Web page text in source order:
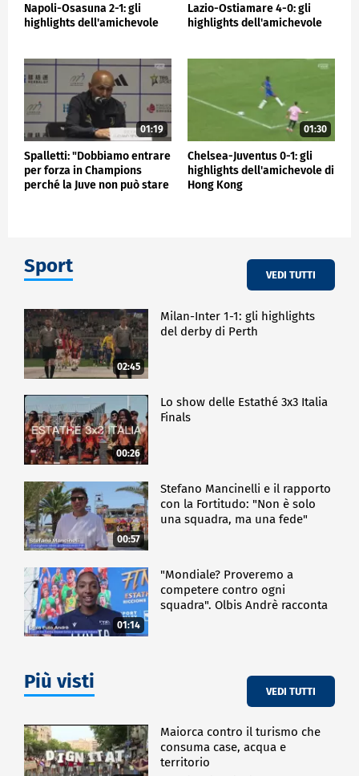
Napoli-Osasuna 2-1: gli
highlights dell'amichevole
Lazio-Ostiamare 4-0: gli
highlights dell'amichevole
01:19
Spalletti: "Dobbiamo entrare
per forza in Champions
perché la Juve non può stare
01:30
Chelsea-Juventus 0-1: gli
highlights dell'amichevole di
Hong Kong
Sport VEDI TUTTI
02:45
Milan-Inter 1-1: gli highlights
del derby di Perth
00:26
Lo show delle Estathé 3x3 Italia
Finals
00:57
Stefano Mancinelli e il rapporto
con la Fortitudo: "Non è solo
una squadra, ma una fede"
01:14
"Mondiale? Proveremo a
competere contro ogni
squadra". Olbis Andrè racconta
Più visti VEDI TUTTI
Maiorca contro il turismo che
consuma case, acqua e
territorio